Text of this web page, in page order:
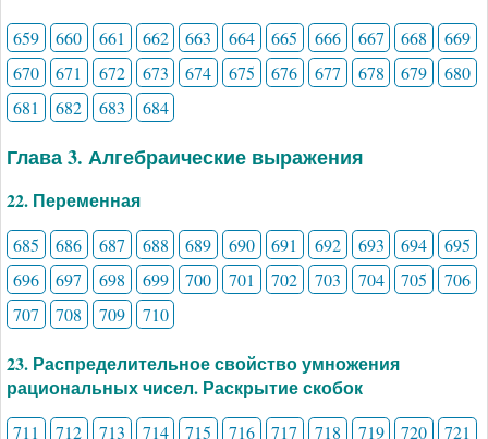
659 660 661 662 663 664 665 666 667 668
669
670
671 672 673 674 675 676 677 678 679
680
681
682 683 684
Глава 3. Алгебраические выражения
22. Переменная
685 686 687 688 689 690 691 692 693 694
695
696
697 698 699 700 701 702 703 704 705
706
707
708 709 710
23. Распределительное свойство умножения
рациональных чисел. Раскрытие скобок
711 712 713 714 715 716 717 718 719 720
721